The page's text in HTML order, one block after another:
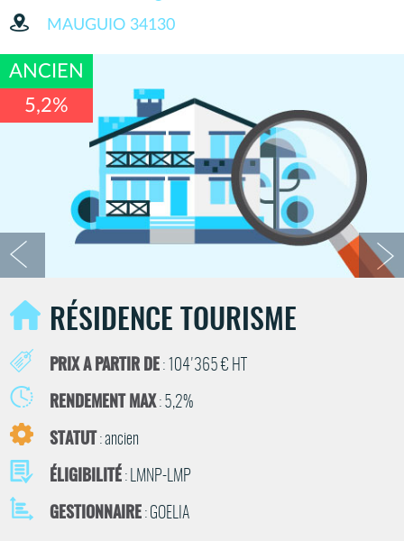
MAUGUIO 34130
ANCIEN
5,2%
RÉSIDENCE TOURISME
PRIX A PARTIR DE : 104'365 € HT
RENDEMENT MAX: 5,2%
STATUT : ancien
ÉLIGIBILITÉ : LMNP-LMP
GESTIONNAIRE : GOELIA